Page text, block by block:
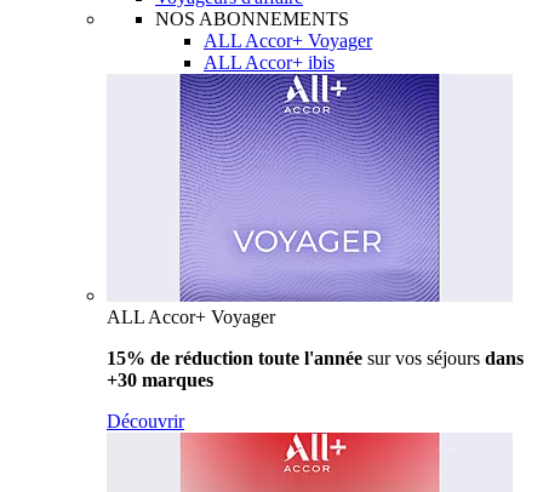
NOS ABONNEMENTS
ALL Accor+ Voyager
ALL Accor+ ibis
ALL Accor+ Voyager
15% de réduction toute l'année sur vos séjours dans
+30 marques
Découvrir